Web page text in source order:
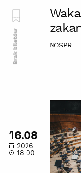
NOSPR
Brak biletów
zwiedzanie
zakamarków
NOSPR
16.08
2026
18:00